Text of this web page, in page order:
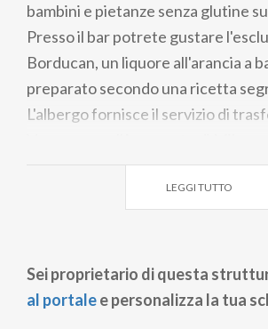
bambini e pietanze senza glutine
Presso il bar potrete gustare
Borducan, un liquore all'arancia a
preparato secondo una ricetta
L'albergo fornisce il servizio di
distante 45 minuti d'auto.
LEGGI TUTTO
Sei proprietario di questa
al portalee personalizza la tua